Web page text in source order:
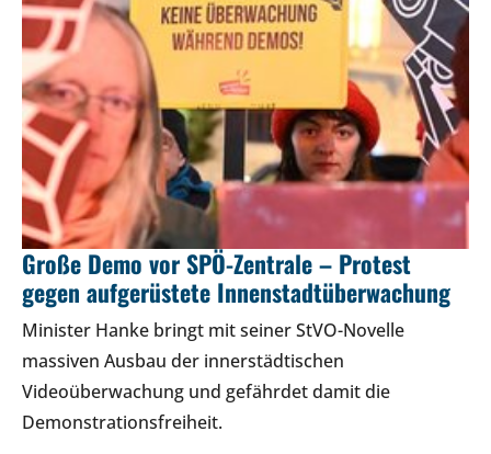
Große Demo vor SPÖ-Zentrale – Protest
gegen aufgerüstete Innenstadtüberwachung
Minister Hanke bringt mit seiner StVO-Novelle
massiven Ausbau der innerstädtischen
Videoüberwachung und gefährdet damit die
Demonstrationsfreiheit.